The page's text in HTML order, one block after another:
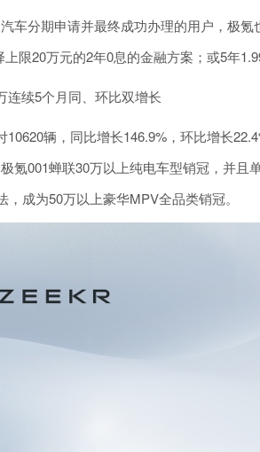
车分期申请并最终成功办理的用户，极
限20万元的2年0息的金融方案；或5年
连续5个月同、环比双增长
10620辆，同比增长146.9%，环比增长
氪001蝉联30万以上纯电车型销冠，并
，成为50万以上豪华MPV全品类销冠。